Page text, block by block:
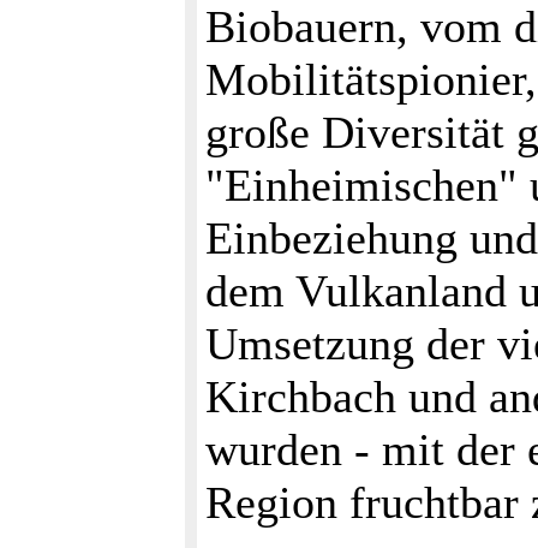
Biobauern, vom
große Diversität
"Einheimischen"
Einbeziehung
dem Vulkanland
Umsetzung der
Kirchbach und
wurden - mit der
Region fruchtbar